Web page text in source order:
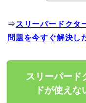
⇒ スリーパードクタ
問題を今すぐ解決し
スリーパード
ドが使え